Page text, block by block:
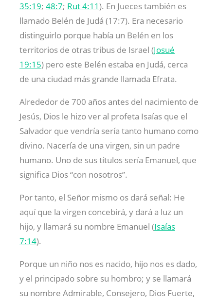
35:19; 48:7; Rut 4:11). En Jueces también es
llamado Belén de Judá (17:7). Era necesario
distinguirlo porque había un Belén en los
territorios de otras tribus de Israel (Josué
19:15) pero este Belén estaba en Judá, cerca
de una ciudad más grande llamada Efrata.
Alrededor de 700 años antes del nacimiento de
Jesús, Dios le hizo ver al profeta Isaías que el
Salvador que vendría sería tanto humano como
divino. Nacería de una virgen, sin un padre
humano. Uno de sus títulos sería Emanuel, que
significa Dios “con nosotros”.
Por tanto, el Señor mismo os dará señal: He
aquí que la virgen concebirá, y dará a luz un
hijo, y llamará su nombre Emanuel (Isaías
7:14).
Porque un niño nos es nacido, hijo nos es dado,
y el principado sobre su hombro; y se llamará
su nombre Admirable, Consejero, Dios Fuerte,